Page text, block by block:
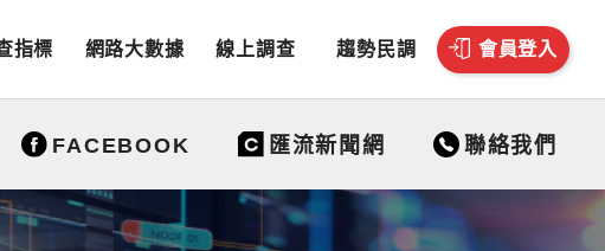
指標 網路大數據 線上調查 趨勢民調 會員登入
FACEBOOK 匯流新聞網 聯絡我們